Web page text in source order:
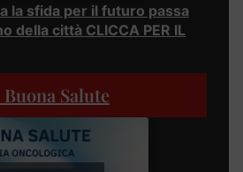
la sfida per il futuro passa
della città CLICCA PER IL
Buona Salute